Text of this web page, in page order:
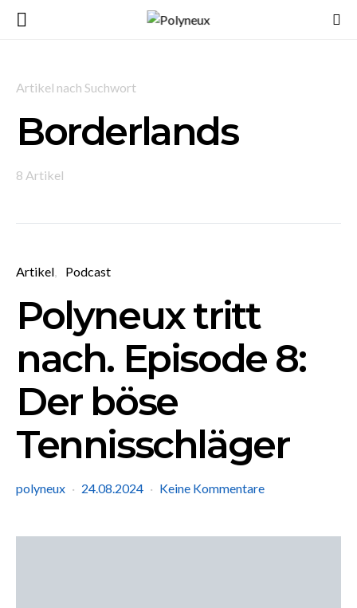
Artikel nach Suchwort
Borderlands
8 Artikel
Artikel Podcast
Polyneux tritt
nach. Episode 8:
Der böse
Tennisschläger
polyneux 24.08.2024 Keine Kommentare